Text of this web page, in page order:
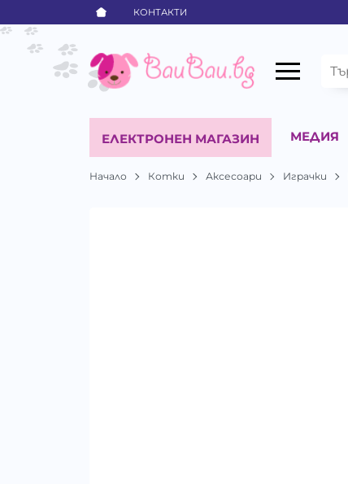
КОНТАКТИ
ЕЛЕКТРОНЕН МАГАЗИН МЕДИЯ
Начало Котки Аксесоари Играчки